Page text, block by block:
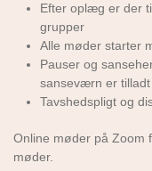
Efter oplæg er der
grupper
Alle møder starter
Pauser og
sanseværn er tilladt
Tavshedspligt og
Online møder på Zoom
møder.